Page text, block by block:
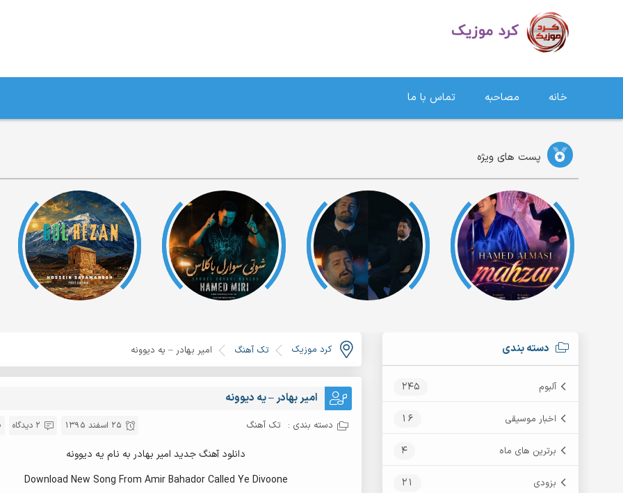
خانه مصاحبه تماس با ما
پست های ویژه
دسته بندی
آلبوم 245
اخبار موسیقی 16
برترین های ماه 4
بزودی 21
کرد موزیک تک آهنگ امیر بهادر – یه دیوونه
امیر بهادر – یه دیوونه
دسته بندی : تک آهنگ 2 دیدگاه 25 اسفند 1395
دانلود آهنگ جدید امیر بهادر به نام یه دیوونه
Download New Song From Amir Bahador Called Ye Divoone